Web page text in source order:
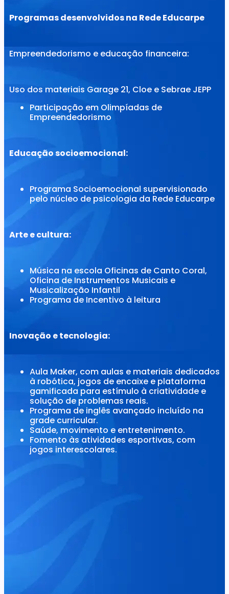
Programas desenvolvidos na Rede Educarpe
Empreendedorismo e educação financeira:
Uso dos materiais Garage 21, Cloe e Sebrae JEPP
Participação em Olimpíadas de
Empreendedorismo
Educação socioemocional:
Programa Socioemocional supervisionado
pelo núcleo de psicologia da Rede Educarpe
Arte e cultura:
Música na escola Oficinas de Canto Coral,
Oficina de Instrumentos Musicais e
Musicalização Infantil
Programa de Incentivo à leitura
Inovação e tecnologia:
Aula Maker, com aulas e materiais dedicados
à robótica, jogos de encaixe e plataforma
gamificada para estímulo à criatividade e
solução de problemas reais.
Programa de inglês avançado incluído na
grade curricular.
Saúde, movimento e entretenimento.
Fomento às atividades esportivas, com
jogos interescolares.